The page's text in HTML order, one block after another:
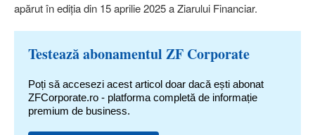
apărut în ediţia din 15 aprilie 2025 a Ziarului Financiar.
Testează abonamentul ZF Corporate
Poți să accesezi acest articol doar dacă ești abonat
ZFCorporate.ro - platforma completă de informație
premium de business.